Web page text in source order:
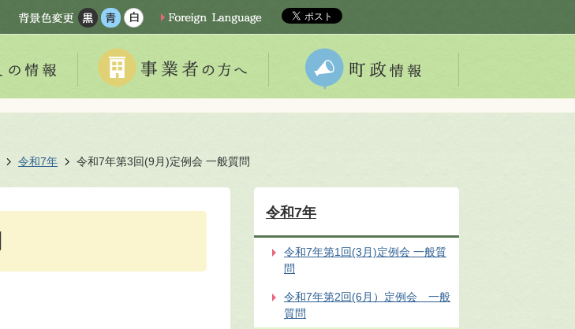
令和7年 令和7年第3回(9月)定例会 一般質問
令和7年
令和7年第1回(3月)定例会 一般質
問
令和7年第2回(6月）定例会 一般
質問